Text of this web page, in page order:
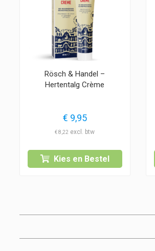
Rösch & Handel –
Hertentalg Crème
€ 9,95
€8,22
Kies en Bestel